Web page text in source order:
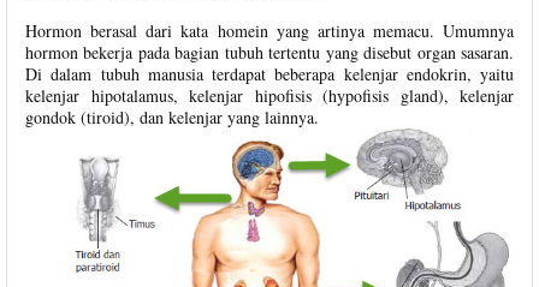
Hormon berasal dari kata homein yang artinya memacu. Umumnya
hormon bekerja pada bagian tubuh tertentu yang disebut organ sasaran.
Di dalam tubuh manusia terdapat beberapa kelenjar endokrin, yaitu
kelenjar hipotalamus, kelenjar hipofisis (hypofisis gland), kelenjar
gondok (tiroid), dan kelenjar yang lainnya.